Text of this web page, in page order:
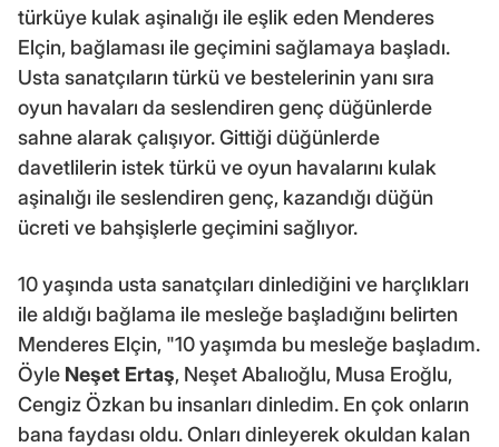
türküye kulak aşinalığı ile eşlik eden Menderes
Elçin, bağlaması ile geçimini sağlamaya başladı.
Usta sanatçıların türkü ve bestelerinin yanı sıra
oyun havaları da seslendiren genç düğünlerde
sahne alarak çalışıyor. Gittiği düğünlerde
davetlilerin istek türkü ve oyun havalarını kulak
aşinalığı ile seslendiren genç, kazandığı düğün
ücreti ve bahşişlerle geçimini sağlıyor.
10 yaşında usta sanatçıları dinlediğini ve harçlıkları
ile aldığı bağlama ile mesleğe başladığını belirten
Menderes Elçin, "10 yaşımda bu mesleğe başladım.
Öyle Neşet Ertaş, Neşet Abalıoğlu, Musa Eroğlu,
Cengiz Özkan bu insanları dinledim. En çok onların
bana faydası oldu. Onları dinleyerek okuldan kalan